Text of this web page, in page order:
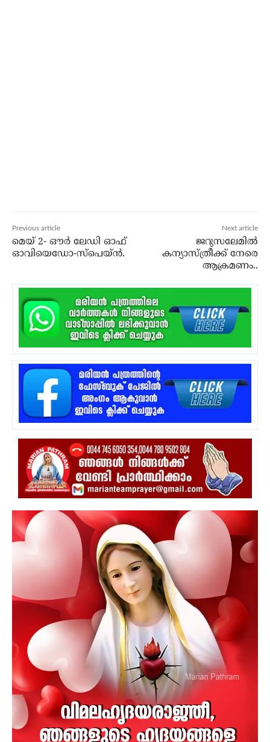
Previous article
മെയ് 2- ഔര്‍ ലേഡി ഓഫ്
ഓവിയെഡോ-സ്‌പെയ്ന്‍.
Next article
ജറുസലേമില്‍
കന്യാസ്ത്രീക്ക് നേരെ
ആക്രമണം..